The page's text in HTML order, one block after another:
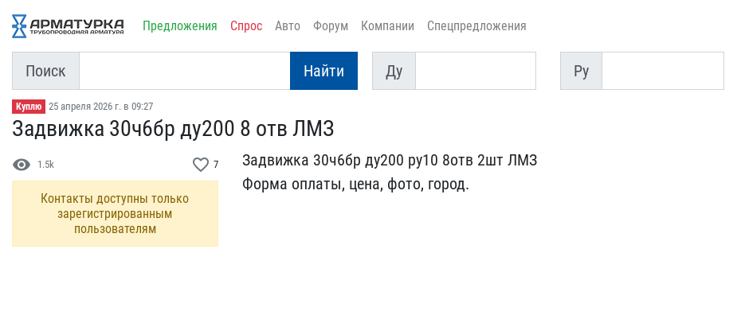
Предложения Спрос Авто Форум Компании Спецпредложения
Поиск Найти
Ду
Ду
Py
Py
Куплю 25 апреля 2026 г. в 09:27
Задвижка 30ч6бр ду200 8 ​отв ЛМЗ
visibility 1.5k favorite_border 7
Контакты доступны только
зарегистрированным
пользователям
Задвижка 30ч6бр ду200 ру​10 8отв 2шт ЛМЗ
Форма оп​латы, цена, фото, город.​